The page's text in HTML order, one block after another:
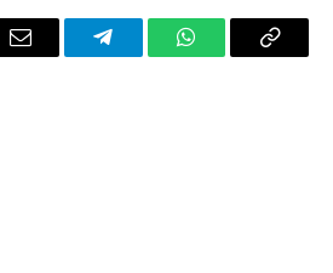
Email TelegramWhatsAppCopy